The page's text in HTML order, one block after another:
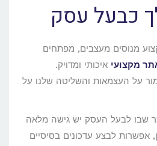
כבעל עסק
מנוסים מעצבים, מפתחים
מקצועי איכותי ומדויק.
על העצמאות והשליטה שלנו על
שבו לבעל העסק יש גישה מלאה
אפשרות לבצע עדכונים בסיסיים